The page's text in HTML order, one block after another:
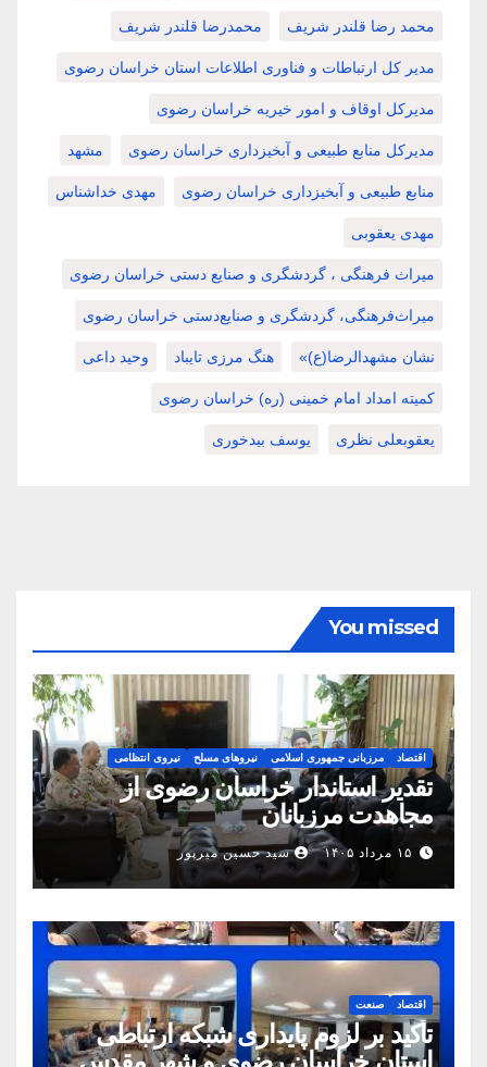
محمد رضا قلندر شریف محمدرضا قلندر شریف
مدیر کل ارتباطات و فناوری اطلاعات استان خراسان رضوی
مدیرکل اوقاف و امور خیریه خراسان رضوی
مدیرکل منابع طبیعی و آبخیزداری خراسان رضوی مشهد
منابع طبیعی و آبخیزداری خراسان رضوی مهدی خداشناس
مهدی یعقوبی
میراث فرهنگی ، گردشگری و صنایع دستی خراسان رضوی
میراث‌فرهنگی، گردشگری و صنایع‌دستی خراسان رضوی
نشان مشهدالرضا(ع)» هنگ مرزی تایباد وحید داعی
کمیته امداد امام خمینی (ره) خراسان رضوی
یعقوبعلی نظری یوسف بیدخوری
You missed
اقتصاد مرزبانی جمهوری اسلامی نیروهای مسلح نیروی انتظامی
تقدیر استاندار خراسان رضوی از
مجاهدت مرزبانان
۱۵ مرداد ۱۴۰۵ سید حسین میرپور
اقتصاد صنعت
تأکید بر لزوم پایداری شبکه ارتباطی